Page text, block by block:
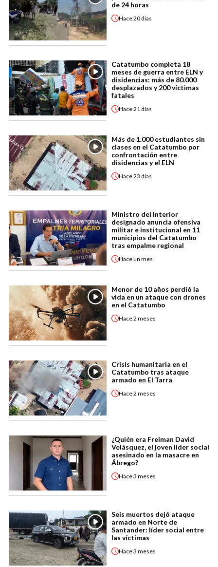
de 24 horas
Hace20 días
Catatumbo completa 18
meses de guerra entre ELN y
disidencias: más de 80.000
desplazados y 200 víctimas
fatales
Hace21 días
Más de 1.000 estudiantes sin
clases en el Catatumbo por
confrontación entre
disidencias y el ELN
Hace23 días
Ministro del Interior
designado anuncia ofensiva
militar e institucional en 11
municipios del Catatumbo
tras empalme regional
Haceun mes
Menor de 10 años perdió la
vida en un ataque con drones
en el Catatumbo
Hace2 meses
Crisis humanitaria en el
Catatumbo tras ataque
armado en El Tarra
Hace2 meses
¿Quién era Freiman David
Velásquez, el joven líder social
asesinado en la masacre en
Ábrego?
Hace3 meses
Seis muertos dejó ataque
armado en Norte de
Santander: líder social entre
las víctimas
Hace3 meses